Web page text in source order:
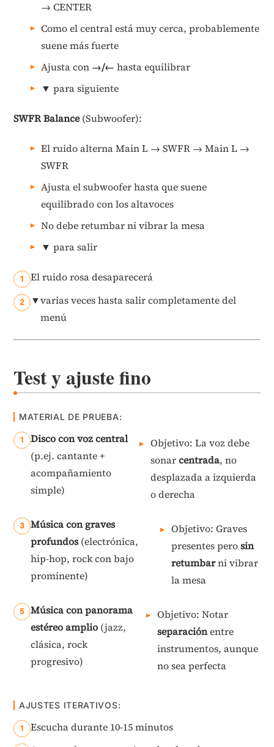
→ CENTER
Como el central está muy cerca, probablemente
suene más fuerte
Ajusta con →/← hasta equilibrar
▼ para siguiente
SWFR Balance(Subwoofer):
El ruido alterna Main L → SWFR → Main L →
SWFR
Ajusta el subwoofer hasta que suene
equilibrado con los altavoces
No debe retumbar ni vibrar la mesa
▼ para salir
El ruido rosa desaparecerá
▼varias veces hasta salir completamente del
menú
Test y ajuste fino
MATERIAL DE PRUEBA:
Disco con voz central
(p.ej. cantante +
acompañamiento
simple)
Objetivo: La voz debe
sonarcentrada, no
desplazada a izquierda
o derecha
Música con graves
profundos(electrónica,
hip-hop, rock con bajo
prominente)
Objetivo: Graves
presentes perosin
retumbarni vibrar
la mesa
Música con panorama
estéreo amplio(jazz,
clásica, rock
progresivo)
Objetivo: Notar
separaciónentre
instrumentos, aunque
no sea perfecta
AJUSTES ITERATIVOS:
Escucha durante 10-15 minutos